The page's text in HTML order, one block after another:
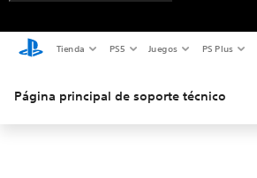
Tienda PS5 Juegos PS Plus
Página principal de soporte técnico